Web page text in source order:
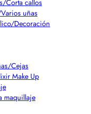
Corta callos
uñas
Decoración
Cejas
Make Up
maquillaje